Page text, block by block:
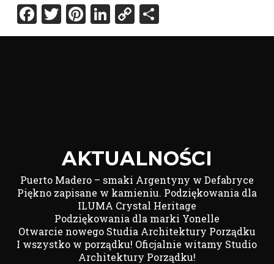
Facebook
Twitter
Pinterest
LinkedIn
Copy
Link
Share
AKTUALNOŚCI
Puerto Madero – smaki Argentyny w Defabryce
Piękno zapisane w kamieniu. Podziękowania dla
ILUMA Crystal Heritage
Podziękowania dla marki Yonelle
Otwarcie nowego Studia Architektury Porządku
I wszystko w porządku! Oficjalnie witamy Studio
Architektury Porządku!